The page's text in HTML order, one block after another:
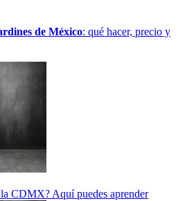
de México: qué hacer, precio y
la CDMX? Aquí puedes aprender